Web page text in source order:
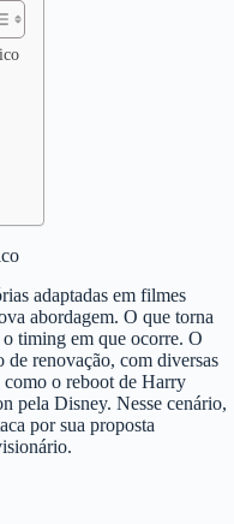
adaptadas em filmes
abordagem. O que torna
o timing em que ocorre. O
de renovação, com diversas
como o reboot de Harry
pela Disney. Nesse cenário,
por sua proposta